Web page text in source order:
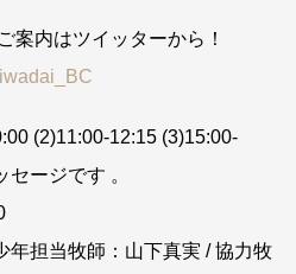
内はツイッターから！
(2)11:00-12:15 (3)15:00-
ージです 。
年担当牧師：山下真実 / 協力牧